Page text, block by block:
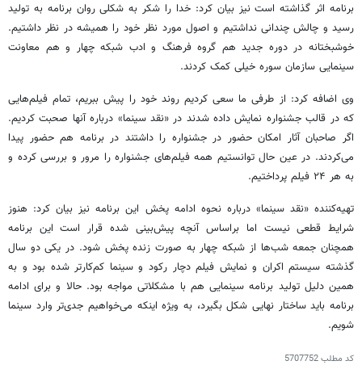
برنامه اثر گذاشته است نیز بیان کرد: خدا را شکر به شکلی روان برنامه به تولید
رسید و چالش چندانی نداشتیم و اصول مورد نظر خود را همیشه در نظر داشتیم.
خوشبختانه در دوره جدید هم گروه فرهنگ و ادب شبکه چهار و هم معاونت
سینمایی سازمان سوره خیلی کمک کردند.
وی اضافه کرد: از طرفی ما سعی کردیم روند خود را پیش ببریم، تمام فیلم‌هایی
که در قالب جشنواره نمایش داده شدند در «نقد سینما» درباره آنها صحبت کردیم.
اگر صاحبان آثار امکان حضور در جشنواره را داشتند در برنامه هم حضور پیدا
می‌کردند. در عین حال توانستیم همه فیلم‌های جشنواره را مرور و بررسی کرده و
به هر ۲۴ فیلم پرداختیم.
تهیه‌کننده «نقد سینما» درباره نحوه ادامه پخش این برنامه نیز بیان کرد: هنوز
شرایط قطعی نیست اما براساسآنچه پیش‌بینی شده قرار است این برنامه
همچنان جمعه شب‌ها از شبکه چهار به صورت زنده پخش شود. در یکی دو سال
گذشته سیستم اکران و نمایش فیلم دچار رکود و سینما کم‌کارتر شده بود و به
همین دلیل تولید برنامه سینمایی هم با مشکلاتی مواجه بود. حالا و برای ادامه
برنامه باید ساختار نهایی شکل بگیرد، به ویژه اینکه می‌خواهیم جدی‌تر وارد سینما
شویم.
کد مطلب5707752